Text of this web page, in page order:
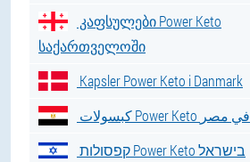
კაფსულები Power Keto
საქართველოში
Kapsler Power Keto i Danmark
كبسولات Power Keto في مصر
קפסולות Power Keto בישראל